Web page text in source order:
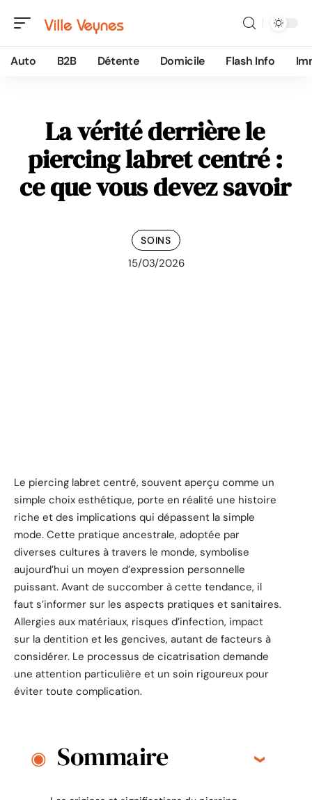
Auto B2B Détente Domicile Flash Info
La vérité derrière le
piercing labret centré :
ce que vous devez savoir
SOINS
15/03/2026
Le piercing labret centré, souvent aperçu comme un
simple choix esthétique, porte en réalité une histoire
riche et des implications qui dépassent la simple
mode. Cette pratique ancestrale, adoptée par
diverses cultures à travers le monde, symbolise
aujourd’hui un moyen d’expression personnelle
puissant. Avant de succomber à cette tendance, il
faut s’informer sur les aspects pratiques et sanitaires.
Allergies aux matériaux, risques d’infection, impact
sur la dentition et les gencives, autant de facteurs à
considérer. Le processus de cicatrisation demande
une attention particulière et un soin rigoureux pour
éviter toute complication.
Sommaire